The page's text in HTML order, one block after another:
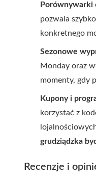
Porównywarki
pozwala
konkretnego
Sezonowe
Monday oraz
momenty, gdy
Kupony i
korzystać z
grudziądzka
Recenzje i